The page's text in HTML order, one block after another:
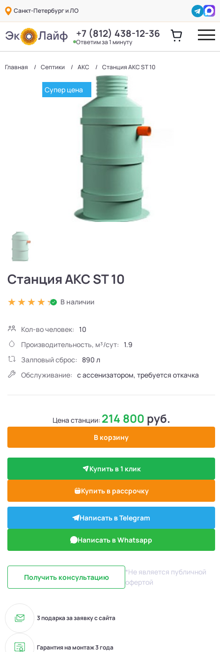
Санкт-Петербург и ЛО
+7 (812) 438-12-36
Ответим за 1 минуту
Главная Септики АКС Станция АКС ST 10
Супер цена
Станция АКС ST 10
В наличии
Кол-во человек: 10
Производительность, м³/сут: 1.9
Залповый сброс:
890 л
Обслуживание: с ассенизатором, требуется откачка
Цена станции: 214 800 руб.
В корзину
Купить в 1 клик
Купить в рассрочку
Написать в Telegram
Написать в Whatsapp
Получить консультацию
*Не является публичной
офертой
3 подарка за заявку с сайта
Гарантия на монтаж 3 года